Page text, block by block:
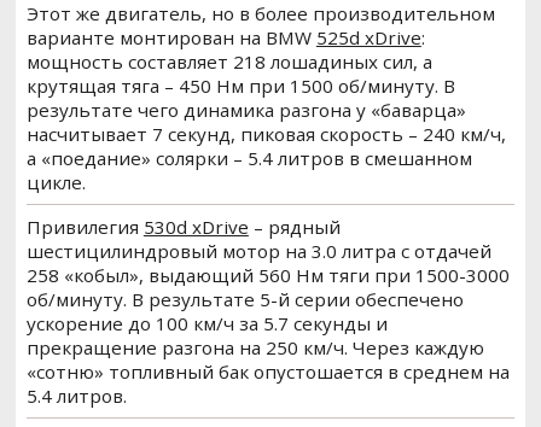
Этот же двигатель, но в более производительном
варианте монтирован на BMW 525d xDrive:
мощность составляет 218 лошадиных сил, а
крутящая тяга – 450 Нм при 1500 об/минуту. В
результате чего динамика разгона у «баварца»
насчитывает 7 секунд, пиковая скорость – 240 км/ч,
а «поедание» солярки – 5.4 литров в смешанном
цикле.
Привилегия 530d xDrive – рядный
шестицилиндровый мотор на 3.0 литра с отдачей
258 «кобыл», выдающий 560 Нм тяги при 1500-3000
об/минуту. В результате 5-й серии обеспечено
ускорение до 100 км/ч за 5.7 секунды и
прекращение разгона на 250 км/ч. Через каждую
«сотню» топливный бак опустошается в среднем на
5.4 литров.